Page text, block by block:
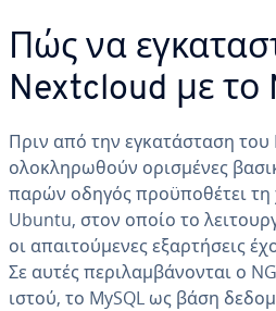
Πώς να
Nextcloud με το
Πριν από την εγκατάσταση
ολοκληρωθούν ορισμένες
παρών οδηγός προϋποθέτει τη
Ubuntu, στον οποίο το
οι απαιτούμενες εξαρτήσεις
Σε αυτές περιλαμβάνονται ο
ιστού, το MySQL ως βάση